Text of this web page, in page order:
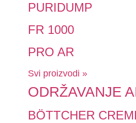
PURIDUMP
FR 1000
PRO AR
Svi proizvodi »
ODRŽAVANJE
BÖTTCHER